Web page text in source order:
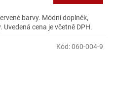
barvy. Módní doplněk,
cena je včetně DPH.
Kód:060-004-9